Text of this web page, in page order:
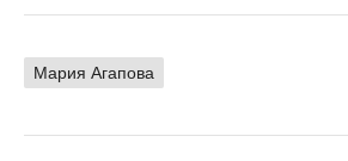
Мария Агапова